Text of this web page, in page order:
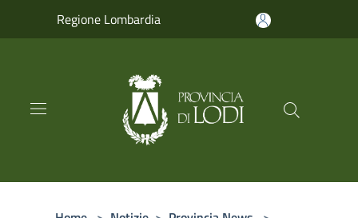
Regione Lombardia